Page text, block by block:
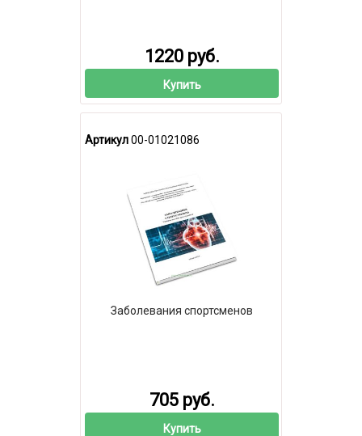
1220 руб.
Купить
Артикул00-01021086
Заболевания спортсменов
705 руб.
Купить